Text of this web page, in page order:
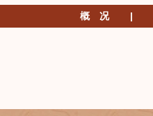
概 况 |